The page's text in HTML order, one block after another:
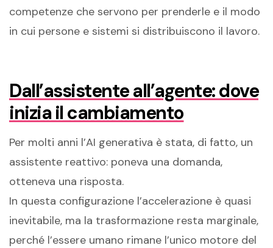
competenze che servono per prenderle e il modo
in cui persone e sistemi si distribuiscono il lavoro.
Dall’assistente all’agente: dove
inizia il cambiamento
Per molti anni l’AI generativa è stata, di fatto, un
assistente reattivo: poneva una domanda,
otteneva una risposta.
In questa configurazione l’accelerazione è quasi
inevitabile, ma la trasformazione resta marginale,
perché l’essere umano rimane l’unico motore del